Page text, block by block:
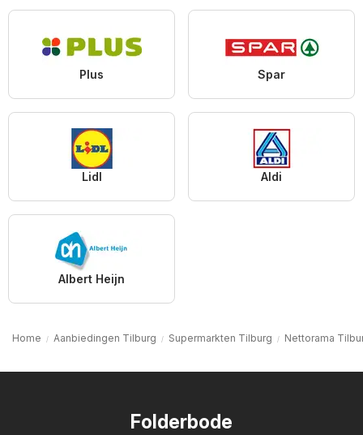
Plus Spar
Lidl Aldi
Albert Heijn
Home Aanbiedingen Tilburg Supermarkten Tilburg Nettorama
Folderbode